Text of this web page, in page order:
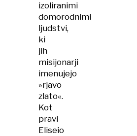
izoliranimi
domorodnimi
ljudstvi,
ki
jih
misijonarji
imenujejo
»rjavo
zlato«.
Kot
pravi
Eliseio